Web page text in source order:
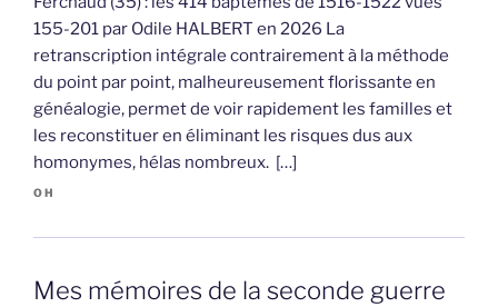
155-201 par Odile HALBERT en 2026 La
retranscription intégrale contrairement à la méthode
du point par point, malheureusement florissante en
généalogie, permet de voir rapidement les familles et
les reconstituer en éliminant les risques dus aux
homonymes, hélas nombreux. […]
OH
Mes mémoires de la seconde guerre